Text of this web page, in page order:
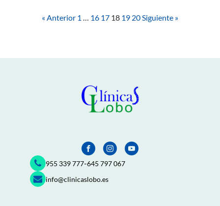
« Anterior 1 … 16 17 18 19 20Siguiente »
955 339 777-645 797 067
info@clinicaslobo.es